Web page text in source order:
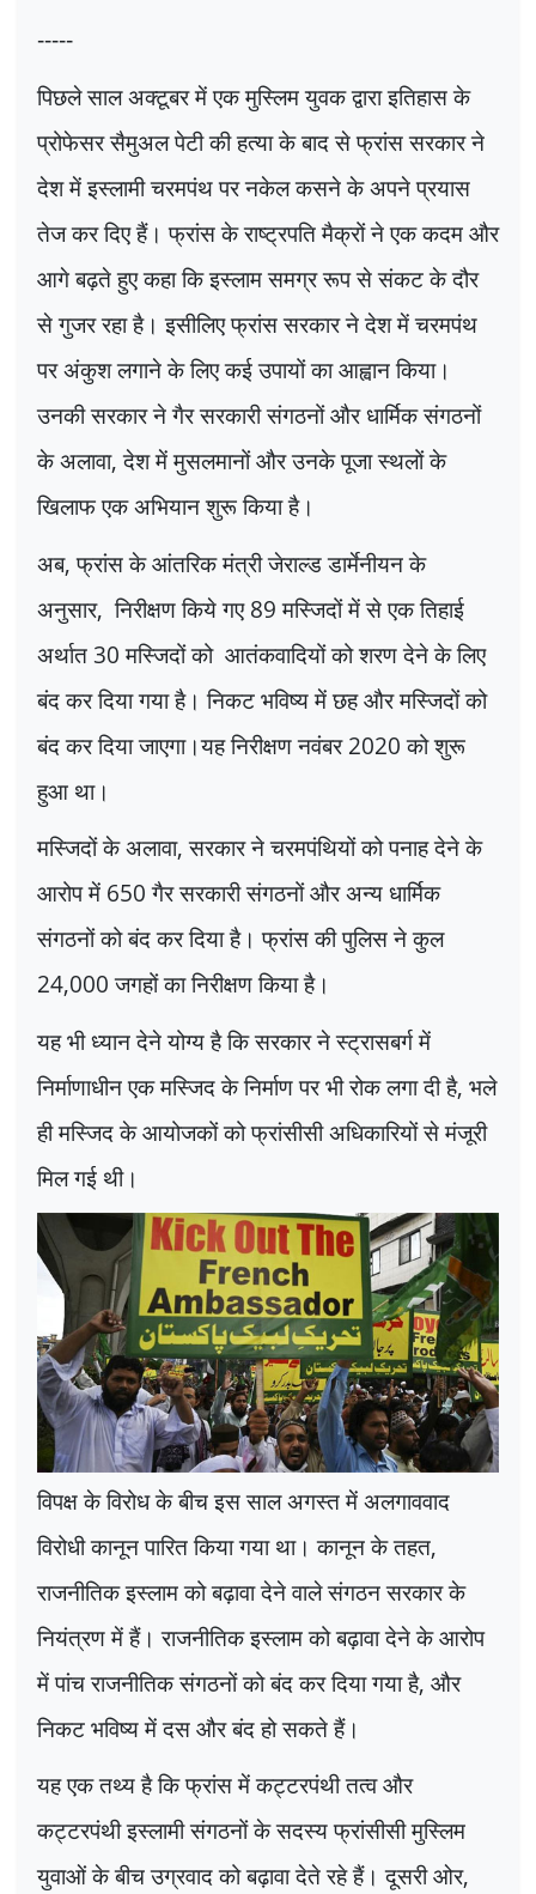
-----
पिछले साल अक्टूबर में एक मुस्लिम युवक द्वारा इतिहास के
प्रोफेसर सैमुअल पेटी की हत्या के बाद से फ्रांस सरकार ने
देश में इस्लामी चरमपंथ पर नकेल कसने के अपने प्रयास
तेज कर दिए हैं। फ्रांस के राष्ट्रपति मैक्रों ने एक कदम और
आगे बढ़ते हुए कहा कि इस्लाम समग्र रूप से संकट के दौर
से गुजर रहा है। इसीलिए फ्रांस सरकार ने देश में चरमपंथ
पर अंकुश लगाने के लिए कई उपायों का आह्वान किया।
उनकी सरकार ने गैर सरकारी संगठनों और धार्मिक संगठनों
के अलावा,देश में मुसलमानों और उनके पूजा स्थलों के
खिलाफ एक अभियान शुरू किया है।
अब,फ्रांस के आंतरिक मंत्री जेराल्ड डार्मेनीयन के
अनुसार,निरीक्षण किये गए89मस्जिदों में से एक तिहाई
अर्थात30मस्जिदों को आतंकवादियों को शरण देने के लिए
बंद कर दिया गया है। निकट भविष्य में छह और मस्जिदों को
बंद कर दिया जाएगा।यह निरीक्षण नवंबर2020को शुरू
हुआ था।
मस्जिदों के अलावा,सरकार ने चरमपंथियों को पनाह देने के
आरोप में 650गैर सरकारी संगठनों और अन्य धार्मिक
संगठनों को बंद कर दिया है। फ्रांस की पुलिस ने कुल
24,000जगहों का निरीक्षण किया है।
यह भी ध्यान देने योग्य है कि सरकार ने स्ट्रासबर्ग में
निर्माणाधीन एक मस्जिद के निर्माण पर भी रोक लगा दी है, भले
ही मस्जिद के आयोजकों को फ्रांसीसी अधिकारियों से मंजूरी
मिल गई थी।
विपक्ष के विरोध के बीच इस साल अगस्त में अलगाववाद
विरोधी कानून पारित किया गया था। कानून के तहत,
राजनीतिक इस्लाम को बढ़ावा देने वाले संगठन सरकार के
नियंत्रण में हैं। राजनीतिक इस्लाम को बढ़ावा देने के आरोप
में पांच राजनीतिक संगठनों को बंद कर दिया गया है, और
निकट भविष्य में दस और बंद हो सकते हैं।
यह एक तथ्य है कि फ्रांस में कट्टरपंथी तत्व और
कट्टरपंथी इस्लामी संगठनों के सदस्य फ्रांसीसी मुस्लिम
युवाओं के बीच उग्रवाद को बढ़ावा देते रहे हैं। दूसरी ओर,